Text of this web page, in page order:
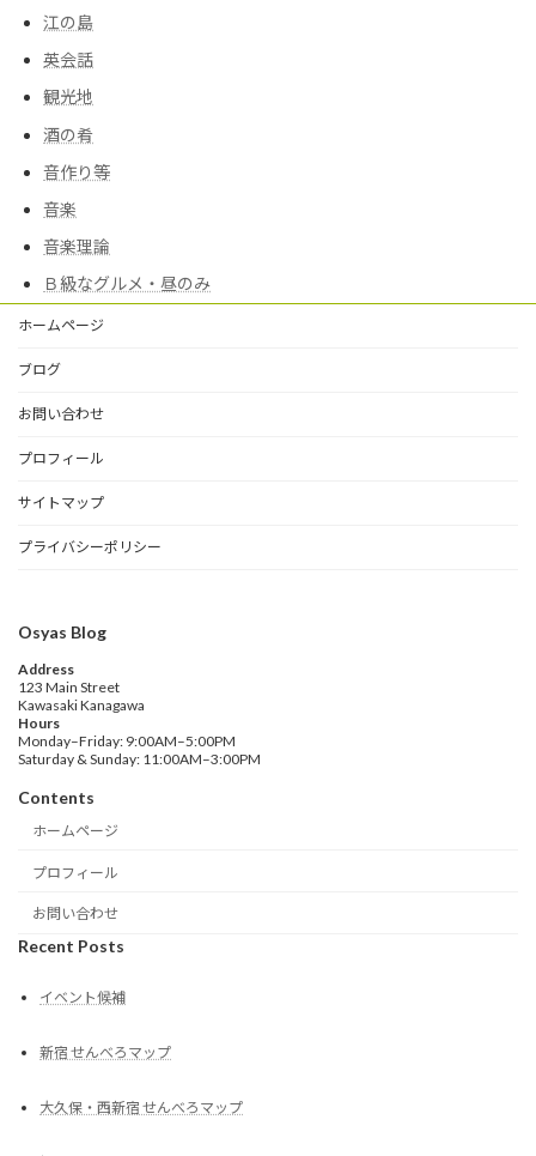
江の島
英会話
観光地
酒の肴
音作り等
音楽
音楽理論
Ｂ級なグルメ・昼のみ
ホームページ
ブログ
お問い合わせ
プロフィール
サイトマップ
プライバシーポリシー
Osyas Blog
Address
123 Main Street
Kawasaki Kanagawa
Hours
Monday–Friday: 9:00AM–5:00PM
Saturday & Sunday: 11:00AM–3:00PM
Contents
ホームページ
プロフィール
お問い合わせ
Recent Posts
イベント候補
新宿 せんべろマップ
大久保・西新宿 せんべろマップ